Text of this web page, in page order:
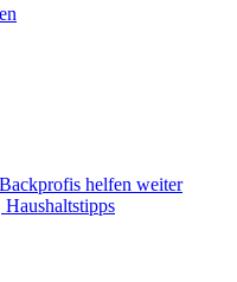
helfen weiter